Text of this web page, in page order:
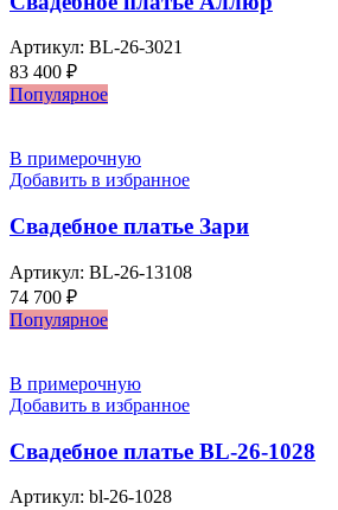
Артикул: BL-26-3021
83 400 ₽
Популярное
В примерочную
Добавить в избранное
Свадебное платье Зари
Артикул: BL-26-13108
74 700 ₽
Популярное
В примерочную
Добавить в избранное
Свадебное платье BL-26-1028
Артикул: bl-26-1028